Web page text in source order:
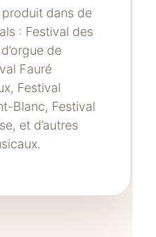
produit dans de
: Festival des
de
Fauré
Festival
Blanc, Festival
et d’autres